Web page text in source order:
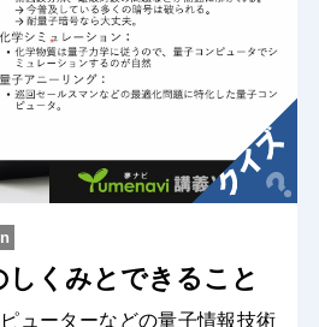
しくみとできること
ューターなどの量子情報技術